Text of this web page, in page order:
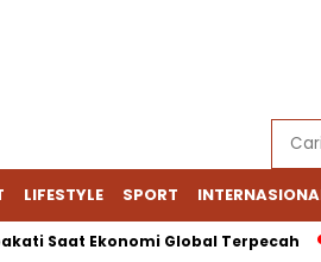
LIFESTYLE SPORT
Ekonomi Global Terpecah